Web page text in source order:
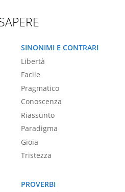
SINONIMI E CONTRARI
Libertà
Facile
Pragmatico
Conoscenza
Riassunto
Paradigma
Gioia
Tristezza
PROVERBI